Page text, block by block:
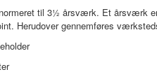
til 3½ årsværk. Et årsværk
Herudover gennemføres